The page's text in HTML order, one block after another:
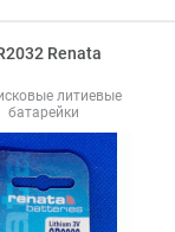
Renata
литиевые
батарейки